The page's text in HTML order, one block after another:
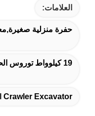
العلامات:
حفرة منزلية
19 كيلوواط توروس الحفرة المصغرة,1.5 طن حفرة صغيرة للاستخدام المنزلي
Crawler Excavator